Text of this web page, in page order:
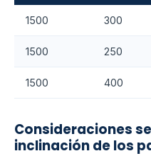
1500 300
1500 250
1500 400
Consideraciones
inclinación de los